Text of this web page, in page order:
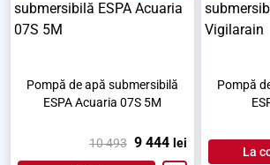
Pompă de apă submersibilă
ESPA Acuaria 07S 5M
10 493 9 444 lei
Pompă
La